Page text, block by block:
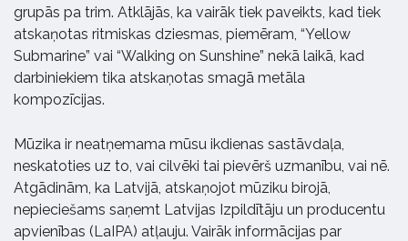
grupās pa trim. Atklājās, ka vairāk tiek paveikts, kad tiek
atskaņotas ritmiskas dziesmas, piemēram, “Yellow
Submarine” vai “Walking on Sunshine” nekā laikā, kad
darbiniekiem tika atskaņotas smagā metāla
kompozīcijas.
Mūzika ir neatņemama mūsu ikdienas sastāvdaļa,
neskatoties uz to, vai cilvēki tai pievērš uzmanību, vai nē.
Atgādinām, ka Latvijā, atskaņojot mūziku birojā,
nepieciešams saņemt Latvijas Izpildītāju un producentu
apvienības (LaIPA) atļauju. Vairāk informācijas par